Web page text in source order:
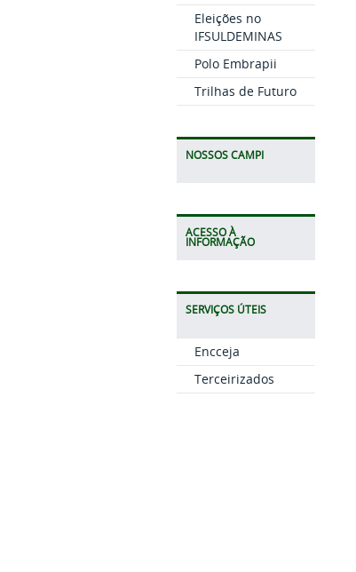
Eleições no
IFSULDEMINAS
Polo Embrapii
Trilhas de Futuro
NOSSOS CAMPI
ACESSO À
INFORMAÇÃO
SERVIÇOS ÚTEIS
Encceja
Terceirizados